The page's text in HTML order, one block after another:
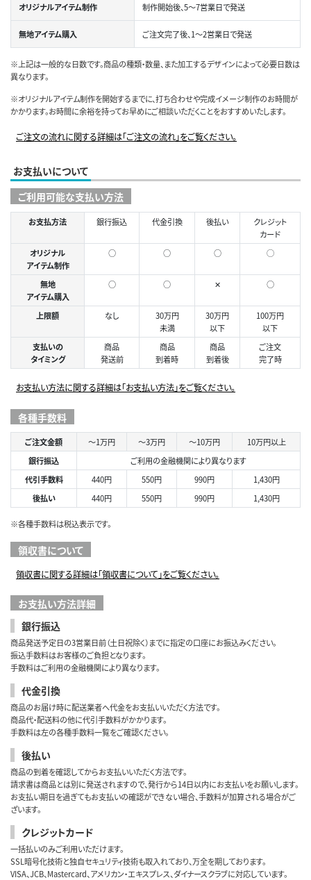
オリジナルアイテム制作 制作開始後、5～7営業日で発送
無地アイテム購入 ご注文完了後、1～2営業日で発送
※上記は一般的な日数です。商品の種類・数量、また加工するデザインによって必要日数は
異なります。
※オリジナルアイテム制作を開始するまでに、打ち合わせや完成イメージ制作のお時間が
かかります。お時間に余裕を持ってお早めにご相談いただくことをおすすめいたします。
ご注文の流れに関する詳細は「ご注文の流れ」をご覧ください。
お支払いについて
ご利用可能な支払い方法
お支払方法 銀行振込 代金引換 後払い
クレジット
カード
オリジナル
アイテム制作
○ ○ ○ ◯
無地
アイテム購入
○ ○ ✕ ○
上限額 なし
30万円
未満
30万円
以下
100万円
以下
支払いの
タイミング
商品
発送前
商品
到着時
商品
到着後
ご注文
完了時
お支払い方法に関する詳細は「お支払い方法」をご覧ください。
各種手数料
ご注文金額 ～1万円 ～3万円 ～10万円
10万円以上
銀行振込
ご利用の金融機関により異なります
代引手数料
440円 550円 990円
1,430円
後払い
440円 550円 990円 1,430円
※各種手数料は税込表示です。
領収書について
領収書に関する詳細は「領収書について」をご覧ください。
お支払い方法詳細
銀行振込
商品発送予定日の3営業日前（土日祝除く）までに指定の口座にお振込みください。
振込手数料はお客様のご負担となります。
手数料はご利用の金融機関により異なります。
代金引換
商品のお届け時に配送業者へ代金をお支払いいただく方法です。
商品代・配送料の他に代引手数料がかかります。
手数料は左の各種手数料一覧をご確認ください。
後払い
商品の到着を確認してからお支払いいただく方法です。
請求書は商品とは別に発送されますので、発行から14日以内にお支払いをお願いします。
お支払い期日を過ぎてもお支払いの確認ができない場合、手数料が加算される場合がご
ざいます。
クレジットカード
一括払いのみご利用いただけます。
SSL暗号化技術と独自セキュリティ技術も取入れており、万全を期しております。
VISA、JCB、Mastercard、アメリカン・エキスプレス、ダイナースクラブに対応しています。